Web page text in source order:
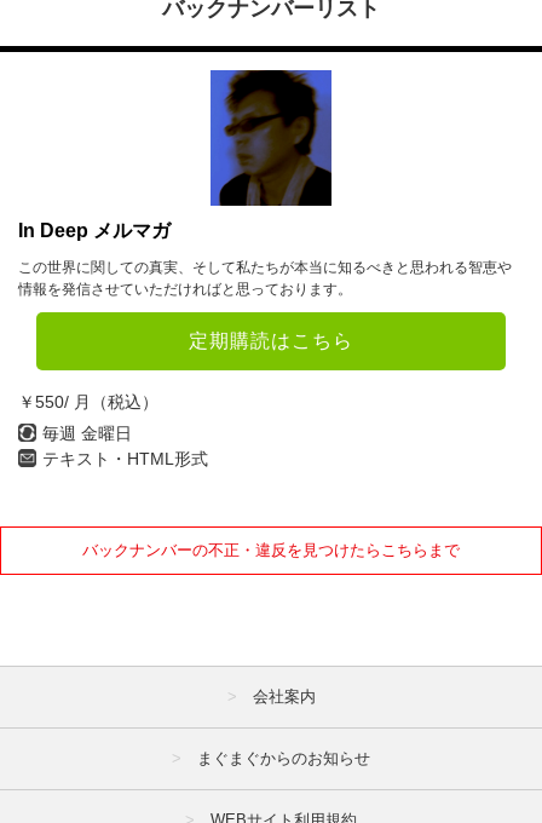
バックナンバーリスト
In Deep メルマガ
この世界に関しての真実、そして私たちが本当に知るべきと思われる智恵や
情報を発信させていただければと思っております。
定期購読はこちら
￥550/ 月（税込）
毎週 金曜日
テキスト・HTML形式
バックナンバーの不正・違反を見つけたらこちらまで
会社案内
まぐまぐからのお知らせ